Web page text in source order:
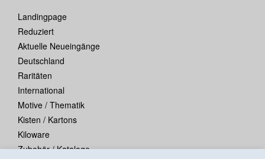
Landingpage
Reduziert
Aktuelle Neueingänge
Deutschland
Raritäten
International
Motive / Thematik
Kisten / Kartons
Kiloware
Zubehör / Kataloge